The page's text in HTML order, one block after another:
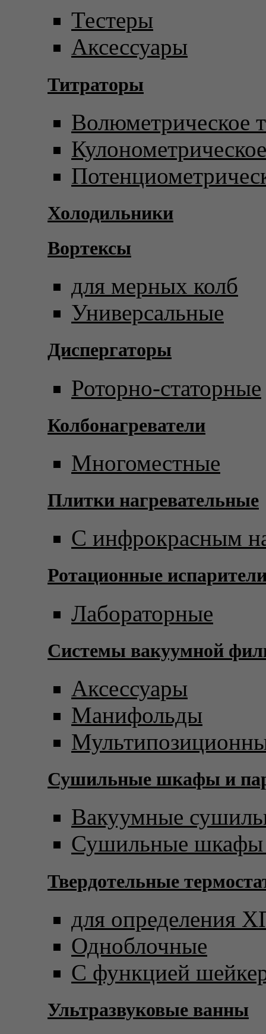
Тестеры
Аксессуары
Титраторы
Волюметрическое
Холодильники
Вортексы
для мерных колб
Универсальные
Диспергаторы
Роторно-статорные
Колбонагреватели
Многоместные
Плитки нагревательные
С инфрокрасным
Ротационные
Лабораторные
Системы вакуумной
Аксессуары
Манифольды
Сушильные шкафы и
Вакуумные
Сушильные шкафы
Твердотельные
для определения
Одноблочные
С функцией
Ультразвуковые ванны